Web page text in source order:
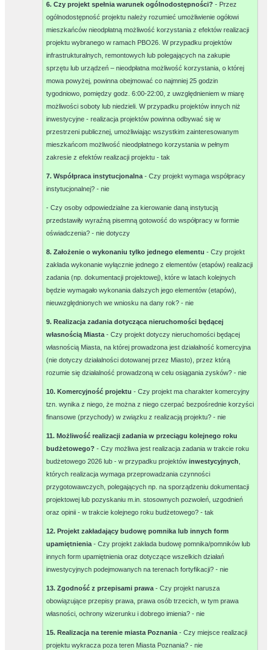
6. Czy projekt spełnia warunek ogólnodostępności?- Przez
ogólnodostępność projektu należy rozumieć umożliwienie ogółowi
mieszkańców nieodpłatną możliwość korzystania z efektów realizacji
projektu wybranego w ramach PBO26. W przypadku projektów
infrastrukturalnych, remontowych lub polegających na zakupie
sprzętu lub urządzeń – nieodpłatna możliwość korzystania, o której
mowa powyżej, powinna obejmować co najmniej 25 godzin
tygodniowo, pomiędzy godz. 6:00-22:00, z uwzględnieniem w miarę
możliwości soboty lub niedzieli. W przypadku projektów innych niż
inwestycyjne - realizacja projektów powinna odbywać się w
przestrzeni publicznej, umożliwiając wszystkim zainteresowanym
mieszkańcom możliwość nieodpłatnego korzystania w pełnym
zakresie z efektów realizacji projektu -tak
7. Współpraca instytucjonalna- Czy projekt wymaga współpracy
instytucjonalnej? -nie
- Czy osoby odpowiedzialne za kierowanie daną instytucją
przedstawiły wyraźną pisemną gotowość do współpracy w formie
oświadczenia? -nie dotyczy
8. Założenie o wykonaniu tylko jednego elementu- Czy projekt
zakłada wykonanie wyłącznie jednego z elementów (etapów) realizacji
zadania (np. dokumentacji projektowej), które w latach kolejnych
będzie wymagało wykonania dalszych jego elementów (etapów),
nieuwzględnionych we wniosku na dany rok? -nie
9. Realizacja zadania dotycząca nieruchomości będącej
własnością Miasta- Czy projekt dotyczy nieruchomości będącej
własnością Miasta, na której prowadzona jest działalność komercyjna
(nie dotyczy działalności dotowanej przez Miasto), przez którą
rozumie się działalność prowadzoną w celu osiągania zysków? -nie
10. Komercyjność projektu- Czy projekt ma charakter komercyjny
tzn. wynika z niego, że można z niego czerpać bezpośrednie korzyści
finansowe (przychody) w związku z realizacją projektu? -nie
11. Możliwość realizacji zadania w przeciągu kolejnego roku
budżetowego?- Czy możliwa jest realizacja zadania w trakcie roku
budżetowego 2026 lub - w przypadku projektówinwestycyjnych
których realizacja wymaga przeprowadzania czynności
przygotowawczych, polegających np. na sporządzeniu dokumentacji
projektowej lub pozyskaniu m.in. stosownych pozwoleń, uzgodnień
oraz opinii - w trakcie kolejnego roku budżetowego? -tak
12. Projekt zakładający budowę pomnika lub innych form
upamiętnienia- Czy projekt zakłada budowę pomnika/pomników lub
innych form upamiętnienia oraz dotyczące wszelkich działań
inwestycyjnych podejmowanych na terenach fortyfikacji? -nie
13. Zgodność z przepisami prawa- Czy projekt narusza
obowiązujące przepisy prawa, prawa osób trzecich, w tym prawa
własności, ochrony wizerunku i dobrego imienia? -nie
15. Realizacja na terenie miasta Poznania- Czy miejsce realizacji
projektu wykracza poza teren Miasta Poznania? -nie